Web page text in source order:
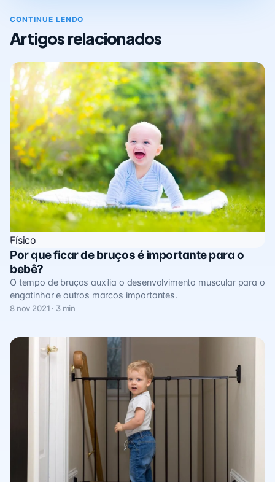
CONTINUE LENDO
Artigos relacionados
Físico
Por que ficar de bruços é importante para o
bebê?
O tempo de bruços auxilia o desenvolvimento muscular para o
engatinhar e outros marcos importantes.
8 nov 2021 · 3 min